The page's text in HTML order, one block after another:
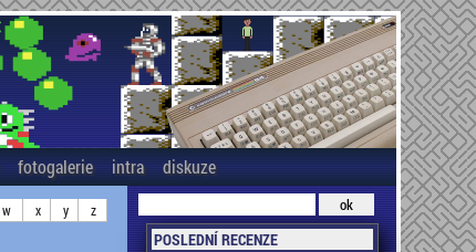
fotogalerie intra diskuze
w x y z
POSLEDNÍ RECENZE